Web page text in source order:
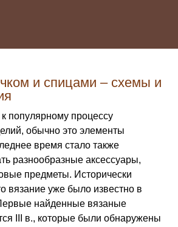
и спицами – схемы и
к популярному процессу
обычно это элементы
время стало также
разнообразные аксессуары,
предметы. Исторически
вязание уже было известно в
найденные вязаные
III в., которые были обнаружены